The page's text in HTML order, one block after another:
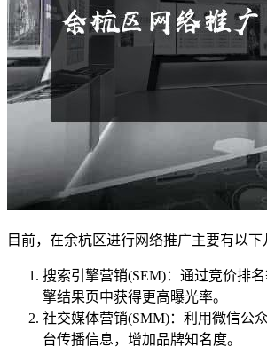
目前，在余杭区进行网络推广主要有以下
搜索引擎营销(SEM)：通过竞价排名
擎结果页中获得更高曝光率。
社交媒体营销(SMM)：利用微信公
台传播信息，增加品牌知名度。